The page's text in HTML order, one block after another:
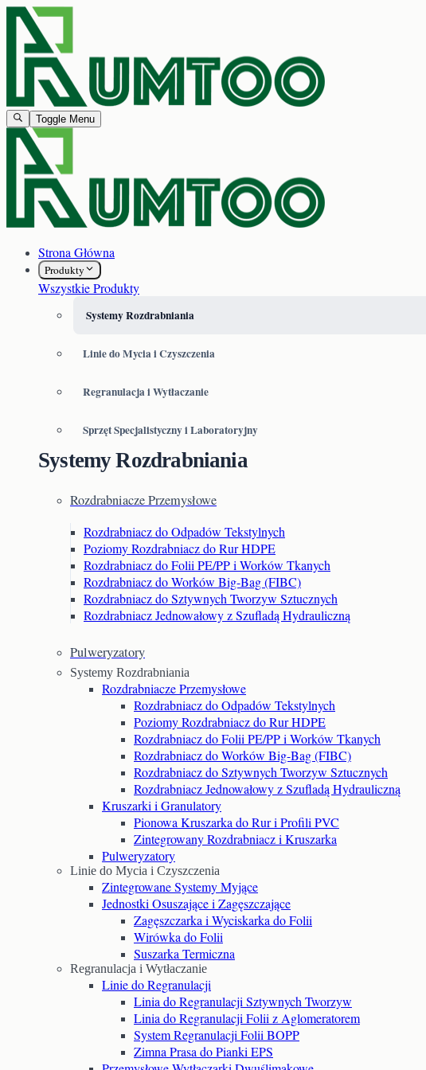
Toggle Menu
Strona Główna
Produkty
Wszystkie Produkty
Systemy Rozdrabniania
Linie do Mycia i Czyszczenia
Regranulacja i Wytłaczanie
Sprzęt Specjalistyczny i Laboratoryjny
Systemy Rozdrabniania
Rozdrabniacze Przemysłowe
Rozdrabniacz do Odpadów Tekstylnych
Poziomy Rozdrabniacz do Rur HDPE
Rozdrabniacz do Folii PE/PP i Worków Tkanych
Rozdrabniacz do Worków Big-Bag (FIBC)
Rozdrabniacz do Sztywnych Tworzyw Sztucznych
Rozdrabniacz Jednowałowy z Szufladą Hydrauliczną
Pulweryzatory
Systemy Rozdrabniania
Rozdrabniacze Przemysłowe
Rozdrabniacz do Odpadów Tekstylnych
Poziomy Rozdrabniacz do Rur HDPE
Rozdrabniacz do Folii PE/PP i Worków Tkanych
Rozdrabniacz do Worków Big-Bag (FIBC)
Rozdrabniacz do Sztywnych Tworzyw Sztucznych
Rozdrabniacz Jednowałowy z Szufladą Hydrauliczną
Kruszarki i Granulatory
Pionowa Kruszarka do Rur i Profili PVC
Zintegrowany Rozdrabniacz i Kruszarka
Pulweryzatory
Linie do Mycia i Czyszczenia
Zintegrowane Systemy Myjące
Jednostki Osuszające i Zagęszczające
Zagęszczarka i Wyciskarka do Folii
Wirówka do Folii
Suszarka Termiczna
Regranulacja i Wytłaczanie
Linie do Regranulacji
Linia do Regranulacji Sztywnych Tworzyw
Linia do Regranulacji Folii z Aglomeratorem
System Regranulacji Folii BOPP
Zimna Prasa do Pianki EPS